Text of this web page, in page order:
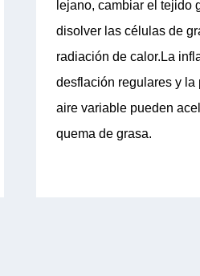
lejano, cambiar el tejido
disolver las células de
radiación de calor.La
desflación regulares y la
aire variable pueden
quema de grasa.